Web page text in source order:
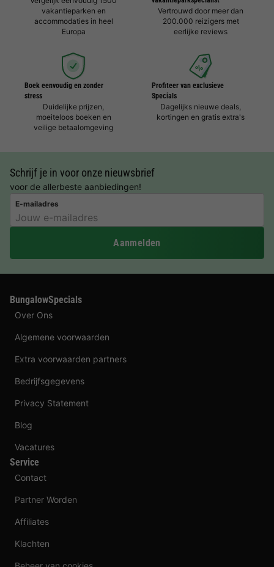
vakantieparken en
accommodaties in heel
Europa
Vertrouwd door meer dan
200.000 reizigers met
eerlijke reviews
Boek eenvoudig en zonder
stress
Duidelijke prijzen,
moeiteloos boeken en
veilige betaalomgeving
Profiteer van exclusieve
Specials
Dagelijks nieuwe deals,
kortingen en gratis extra's
Schrijf je in voor onze nieuwsbrief
voor de allerbeste aanbiedingen!
E-mailadres
Aanmelden
BungalowSpecials
Over Ons
Algemene voorwaarden
Extra voorwaarden partners
Bedrijfsgegevens
Privacy Statement
Blog
Vacatures
Service
Contact
Partner Worden
Affiliates
Klachten